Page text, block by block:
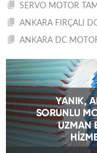
SERVO MOTOR
ANKARA FIRÇALI
ANKARA DC